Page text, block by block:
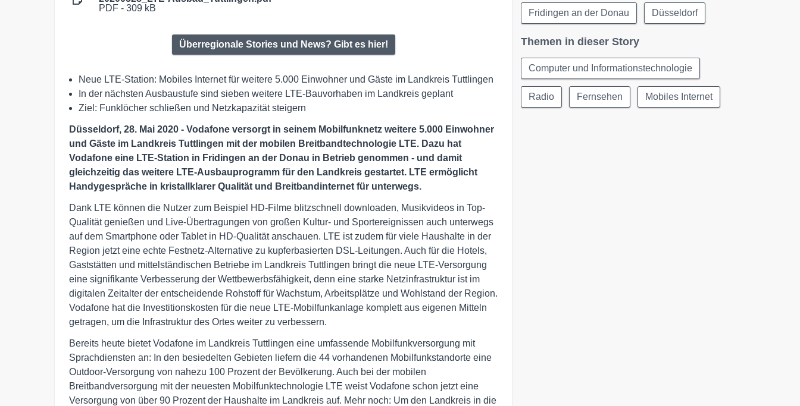
PDF - 309 kB
Überregionale Stories und News? Gibt es hier!
Neue LTE-Station: Mobiles Internet für weitere 5.000 Einwohner und Gäste im Landkreis Tuttlingen
In der nächsten Ausbaustufe sind sieben weitere LTE-Bauvorhaben im Landkreis geplant
Ziel: Funklöcher schließen und Netzkapazität steigern
Düsseldorf, 28. Mai 2020 - Vodafone versorgt in seinem Mobilfunknetz weitere 5.000 Einwohner
und Gäste im Landkreis Tuttlingen mit der mobilen Breitbandtechnologie LTE. Dazu hat
Vodafone eine LTE-Station in Fridingen an der Donau in Betrieb genommen - und damit
gleichzeitig das weitere LTE-Ausbauprogramm für den Landkreis gestartet. LTE ermöglicht
Handygespräche in kristallklarer Qualität und Breitbandinternet für unterwegs.
Dank LTE können die Nutzer zum Beispiel HD-Filme blitzschnell downloaden, Musikvideos in Top-
Qualität genießen und Live-Übertragungen von großen Kultur- und Sportereignissen auch unterwegs
auf dem Smartphone oder Tablet in HD-Qualität anschauen. LTE ist zudem für viele Haushalte in der
Region jetzt eine echte Festnetz-Alternative zu kupferbasierten DSL-Leitungen. Auch für die Hotels,
Gaststätten und mittelständischen Betriebe im Landkreis Tuttlingen bringt die neue LTE-Versorgung
eine signifikante Verbesserung der Wettbewerbsfähigkeit, denn eine starke Netzinfrastruktur ist im
digitalen Zeitalter der entscheidende Rohstoff für Wachstum, Arbeitsplätze und Wohlstand der Region.
Vodafone hat die Investitionskosten für die neue LTE-Mobilfunkanlage komplett aus eigenen Mitteln
getragen, um die Infrastruktur des Ortes weiter zu verbessern.
Bereits heute bietet Vodafone im Landkreis Tuttlingen eine umfassende Mobilfunkversorgung mit
Sprachdiensten an: In den besiedelten Gebieten liefern die 44 vorhandenen Mobilfunkstandorte eine
Outdoor-Versorgung von nahezu 100 Prozent der Bevölkerung. Auch bei der mobilen
Breitbandversorgung mit der neuesten Mobilfunktechnologie LTE weist Vodafone schon jetzt eine
Versorgung von über 90 Prozent der Haushalte im Landkreis auf. Mehr noch: Um den Landkreis in die
Fridingen an der Donau Düsseldorf
Themen in dieser Story
Computer und Informationstechnologie
Radio Fernsehen Mobiles Internet